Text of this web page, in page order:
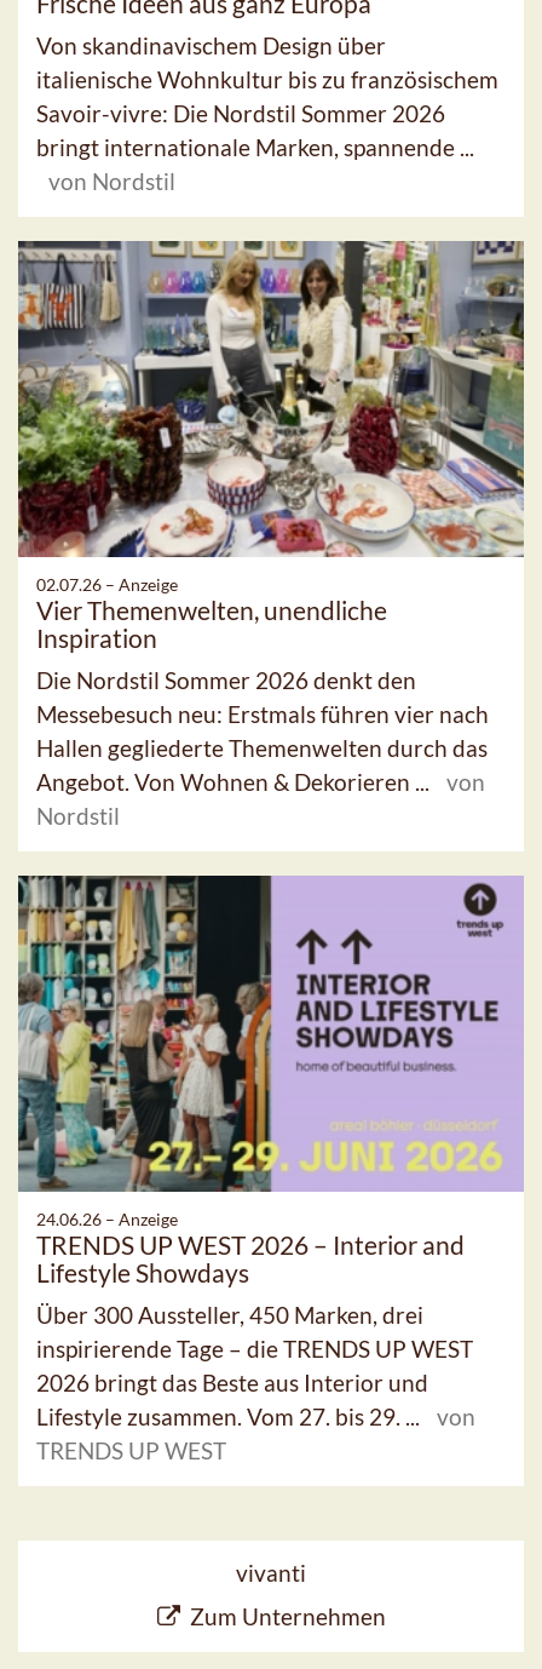
Von skandinavischem Design über
italienische Wohnkultur bis zu französischem
Savoir-vivre: Die Nordstil Sommer 2026
bringt internationale Marken, spannende ...
von Nordstil
02.07.26 – Anzeige
Vier Themenwelten, unendliche
Inspiration
Die Nordstil Sommer 2026 denkt den
Messebesuch neu: Erstmals führen vier nach
Hallen gegliederte Themenwelten durch das
Angebot. Von Wohnen & Dekorieren ...
von
Nordstil
24.06.26 – Anzeige
TRENDS UP WEST 2026 – Interior and
Lifestyle Showdays
Über 300 Aussteller, 450 Marken, drei
inspirierende Tage – die TRENDS UP WEST
2026 bringt das Beste aus Interior und
Lifestyle zusammen. Vom 27. bis 29. ...
von
TRENDS UP WEST
vivanti
Zum Unternehmen